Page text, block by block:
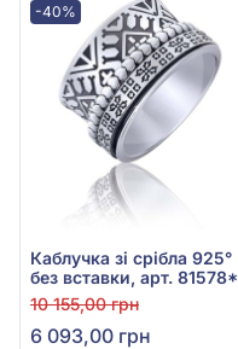
-40%
Каблучка зі срібла 925°
без вставки, арт. 81578*
10 155,00 грн
6 093,00 грн